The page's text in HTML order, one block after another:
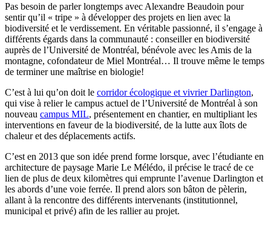
Pas besoin de parler longtemps avec Alexandre Beaudoin pour
sentir qu’il « tripe » à développer des projets en lien avec la
biodiversité et le verdissement. En véritable passionné, il s’engage à
différents égards dans la communauté : conseiller en biodiversité
auprès de l’Université de Montréal, bénévole avec les Amis de la
montagne, cofondateur de Miel Montréal… Il trouve même le temps
de terminer une maîtrise en biologie!
C’est à lui qu’on doit le corridor écologique et vivrier Darlington,
qui vise à relier le campus actuel de l’Université de Montréal à son
nouveau campus MIL, présentement en chantier, en multipliant les
interventions en faveur de la biodiversité, de la lutte aux îlots de
chaleur et des déplacements actifs.
C’est en 2013 que son idée prend forme lorsque, avec l’étudiante en
architecture de paysage Marie Le Mélédo, il précise le tracé de ce
lien de plus de deux kilomètres qui emprunte l’avenue Darlington et
les abords d’une voie ferrée. Il prend alors son bâton de pèlerin,
allant à la rencontre des différents intervenants (institutionnel,
municipal et privé) afin de les rallier au projet.